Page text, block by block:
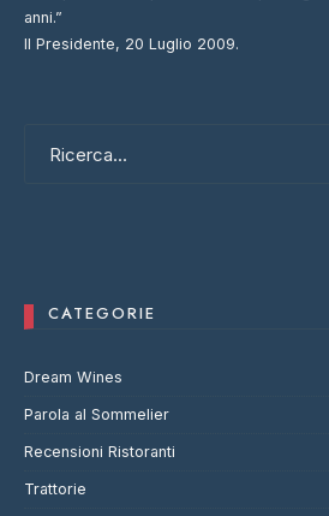
anni.”
Il Presidente, 20 Luglio 2009.
CATEGORIE
Dream Wines
Parola al Sommelier
Recensioni Ristoranti
Trattorie